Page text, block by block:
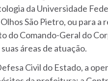
da Universidade
São Pietro, ou para a
do Comando-Geral do
áreas de atuação.
Civil do Estado, a